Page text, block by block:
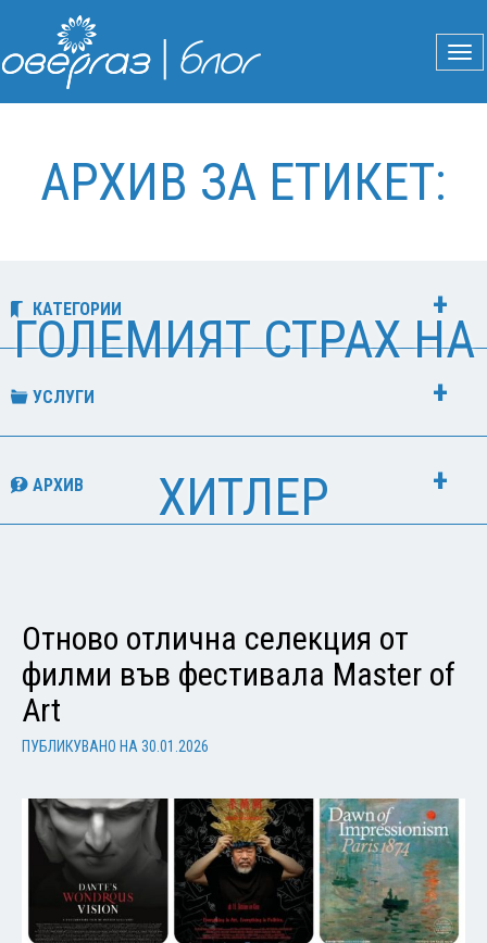
АРХИВ ЗА ЕТИКЕТ:
ГОЛЕМИЯТ СТРАХ НА
ХИТЛЕР
КАТЕГОРИИ
УСЛУГИ
АРХИВ
Отново отлична селекция от
филми във фестивала Master of
Art
ПУБЛИКУВАНО НА 30.01.2026